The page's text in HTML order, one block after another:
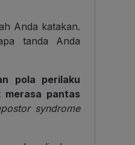
Anda katakan.
tanda Anda
pola perilaku
pantas
syndrome